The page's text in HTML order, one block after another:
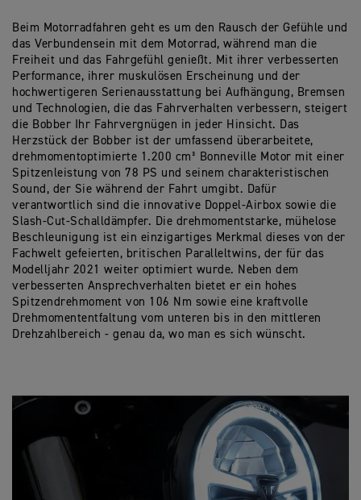
Beim Motorradfahren geht es um den Rausch der Gefühle und
das Verbundensein mit dem Motorrad, während man die
Freiheit und das Fahrgefühl genießt. Mit ihrer verbesserten
Performance, ihrer muskulösen Erscheinung und der
hochwertigeren Serienausstattung bei Aufhängung, Bremsen
und Technologien, die das Fahrverhalten verbessern, steigert
die Bobber Ihr Fahrvergnügen in jeder Hinsicht. Das
Herzstück der Bobber ist der umfassend überarbeitete,
drehmomentoptimierte 1.200 cm³ Bonneville Motor mit einer
Spitzenleistung von 78 PS und seinem charakteristischen
Sound, der Sie während der Fahrt umgibt. Dafür
verantwortlich sind die innovative Doppel-Airbox sowie die
Slash-Cut-Schalldämpfer. Die drehmomentstarke, mühelose
Beschleunigung ist ein einzigartiges Merkmal dieses von der
Fachwelt gefeierten, britischen Paralleltwins, der für das
Modelljahr 2021 weiter optimiert wurde. Neben dem
verbesserten Ansprechverhalten bietet er ein hohes
Spitzendrehmoment von 106 Nm sowie eine kraftvolle
Drehmomententfaltung vom unteren bis in den mittleren
Drehzahlbereich - genau da, wo man es sich wünscht.